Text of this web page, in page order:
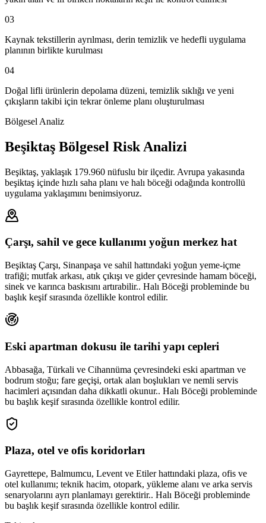
03
Kaynak tekstillerin ayrılması, derin temizlik ve hedefli uygulama
planının birlikte kurulması
04
Doğal lifli ürünlerin depolama düzeni, temizlik sıklığı ve yeni
çıkışların takibi için tekrar önleme planı oluşturulması
Bölgesel Analiz
Beşiktaş Bölgesel Risk Analizi
Beşiktaş, yaklaşık 179.960 nüfuslu bir ilçedir. Avrupa yakasında
beşiktaş içinde hızlı saha planı ve halı böceği odağında kontrollü
uygulama yaklaşımını benimsiyoruz.
Çarşı, sahil ve gece kullanımı yoğun merkez hat
Beşiktaş Çarşı, Sinanpaşa ve sahil hattındaki yoğun yeme-içme
trafiği; mutfak arkası, atık çıkışı ve gider çevresinde hamam böceği,
sinek ve karınca baskısını artırabilir.. Halı Böceği probleminde bu
başlık keşif sırasında özellikle kontrol edilir.
Eski apartman dokusu ile tarihi yapı cepleri
Abbasağa, Türkali ve Cihannüma çevresindeki eski apartman ve
bodrum stoğu; fare geçişi, ortak alan boşlukları ve nemli servis
hacimleri açısından daha dikkatli okunur.. Halı Böceği probleminde
bu başlık keşif sırasında özellikle kontrol edilir.
Plaza, otel ve ofis koridorları
Gayrettepe, Balmumcu, Levent ve Etiler hattındaki plaza, ofis ve
otel kullanımı; teknik hacim, otopark, yükleme alanı ve arka servis
senaryolarını ayrı planlamayı gerektirir.. Halı Böceği probleminde
bu başlık keşif sırasında özellikle kontrol edilir.